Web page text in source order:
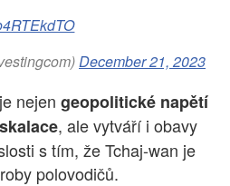
December 21, 2023
nejen geopolitické napětí
, ale vytváří i obavy
s tím, že Tchaj-wan je
polovodičů.